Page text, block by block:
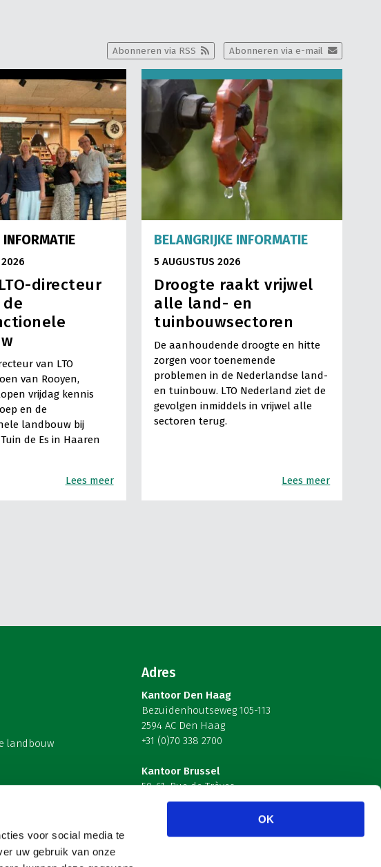
voor social media te
uw gebruik van onze
OK
Abonneren via e-mail
Abonneren via RSS
INFORMATIE
2026
directeur
van LTO
van Rooyen,
vrijdag kennis
en de
landbouw bij
de Es in Haaren
Lees meer
BELANGRIJKE INFORMATIE
5 AUGUSTUS 2026
Droogte raakt vrijwel
alle land- en
tuinbouwsectoren
De aanhoudende droogte en hitte
zorgen voor toenemende
problemen in de Nederlandse land-
en tuinbouw. LTO Nederland ziet de
gevolgen inmiddels in vrijwel alle
sectoren terug.
Lees meer
landbouw
Adres
Kantoor Den Haag
Bezuidenhoutseweg 105-113
2594 AC Den Haag
+31 (0)70 338 2700
Kantoor Brussel
59-61, Rue de Trèves
B-1040 Brussel – België
Volg ons